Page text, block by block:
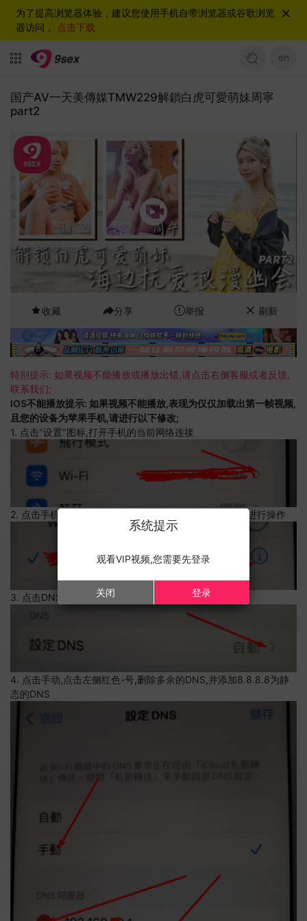
为了提高浏览器体验，建议您使用手机自带浏览器或谷歌浏览
器访问， 点击下载
en
国产AV一天美傳媒TMW229解鎖白虎可愛萌妹周寧
part2
收藏 分享 举报 刷新
特别提示: 如果视频不能播放或播放出错,请点击右侧客服或者反馈,
联系我们;
IOS不能播放提示: 如果视频不能播放,表现为仅仅加载出第一帧视频,
且您的设备为苹果手机,请进行以下修改;
1. 点击"设置"图标,打开手机的当前网络连接
2. 点击手机的当前网络连接,上边有一个感叹号,点击可以进行操作
3. 点击DNS设置
4. 点击手动,点击左侧红色-号,删除多余的DNS,并添加8.8.8.8为静
态的DNS
系统提示
观看VIP视频,您需要先登录
关闭 登录